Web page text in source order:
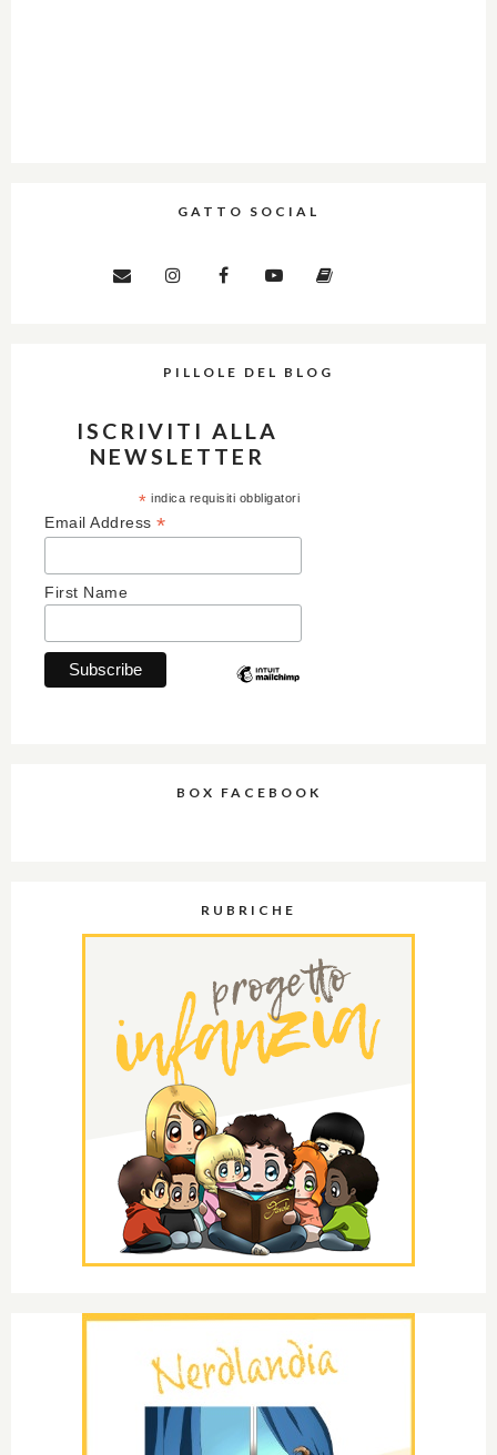
GATTO SOCIAL
PILLOLE DEL BLOG
ISCRIVITI ALLA
NEWSLETTER
* indica requisiti obbligatori
Email Address *
First Name
BOX FACEBOOK
RUBRICHE